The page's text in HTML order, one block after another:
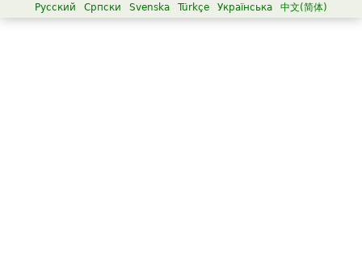
Русский
Српски Svenska Türkçe Українська 中文(简体)